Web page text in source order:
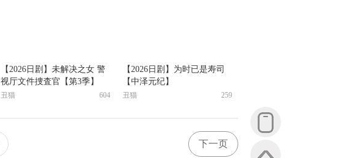
【2026日剧】未解决之女 警
视厅文件捜査官【第3季】
【山内圭哉】
604
丑猫
【2026日剧】为时已是寿司
【中泽元纪】
259
丑猫
下一页